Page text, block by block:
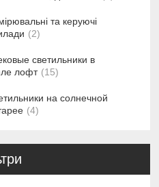
та керуючі
2
светильники в
лофт
15
на солнечной
4